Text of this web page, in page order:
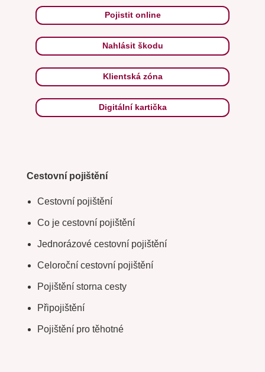
Pojistit online
Nahlásit škodu
Klientská zóna
Digitální kartička
Cestovní pojištění
Cestovní pojištění
Co je cestovní pojištění
Jednorázové cestovní pojištění
Celoroční cestovní pojištění
Pojištění storna cesty
Připojištění
Pojištění pro těhotné